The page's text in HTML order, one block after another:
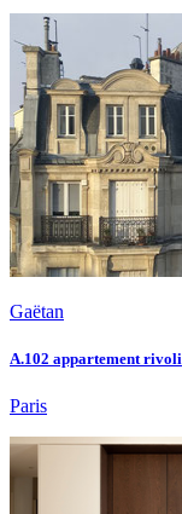
Gaëtan
A.102 appartement rivoli
Paris